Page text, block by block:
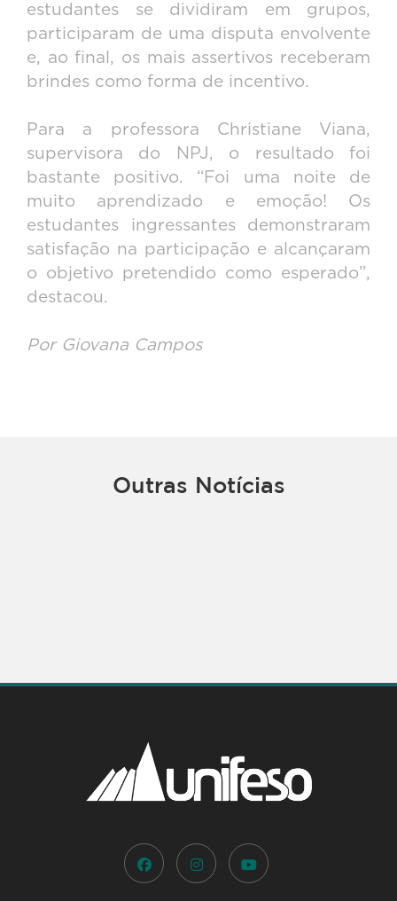
estudantes se dividiram em grupos,
participaram de uma disputa envolvente
e, ao final, os mais assertivos receberam
brindes como forma de incentivo.
Para a professora Christiane Viana,
supervisora do NPJ, o resultado foi
bastante positivo. “Foi uma noite de
muito aprendizado e emoção! Os
estudantes ingressantes demonstraram
satisfação na participação e alcançaram
o objetivo pretendido como esperado”,
destacou.
Por Giovana Campos
Outras Notícias